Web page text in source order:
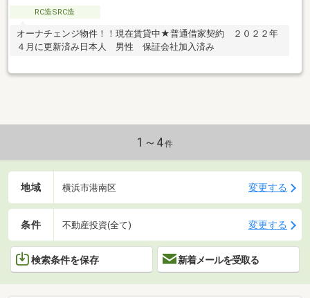
RC造SRC造
オーナチェンジ物件！！現在賃貸中★普通借家契約 ２０２２年
４月に更新済み日本人 男性 保証会社加入済み
1～4件
地域 横浜市港南区 変更する
条件 不動産投資(全て) 変更する
検索条件を保存 新着メールを受取る